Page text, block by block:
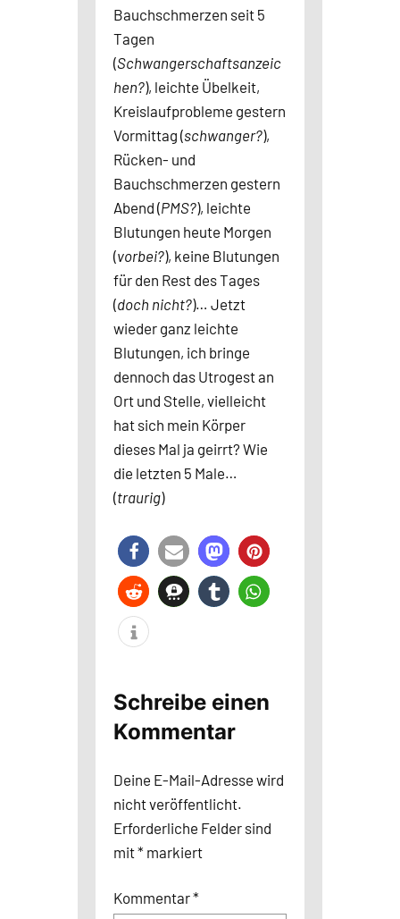
Bauchschmerzen seit 5
Tagen
(Schwangerschaftsanzeic
hen?), leichte Übelkeit,
Kreislaufprobleme gestern
Vormittag (schwanger?),
Rücken- und
Bauchschmerzen gestern
Abend (PMS?), leichte
Blutungen heute Morgen
(vorbei?), keine Blutungen
für den Rest des Tages
(doch nicht?)… Jetzt
wieder ganz leichte
Blutungen, ich bringe
dennoch das Utrogest an
Ort und Stelle, vielleicht
hat sich mein Körper
dieses Mal ja geirrt? Wie
die letzten 5 Male…
(traurig)
Schreibe einen
Kommentar
Deine E-Mail-Adresse wird
nicht veröffentlicht.
Erforderliche Felder sind
mit* markiert
Kommentar*